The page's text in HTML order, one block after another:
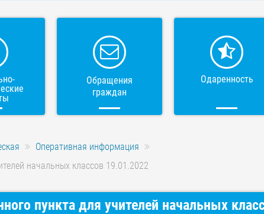
Обращения
граждан
Одаренность
Оперативная информация
начальных классов 19.01.2022
пункта для учителей начальных